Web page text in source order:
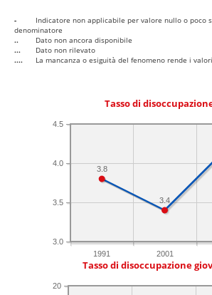
-
Indicatore non applicabile per valore nullo o poco
denominatore
..
Dato non ancora disponibile
...
Dato non rilevato
....
La mancanza o esiguità del fenomeno rende i
Tasso di
1991 2001
3.0
3.5
4.0
4.5
3.4
3.8
Tasso di disoccupazione
20